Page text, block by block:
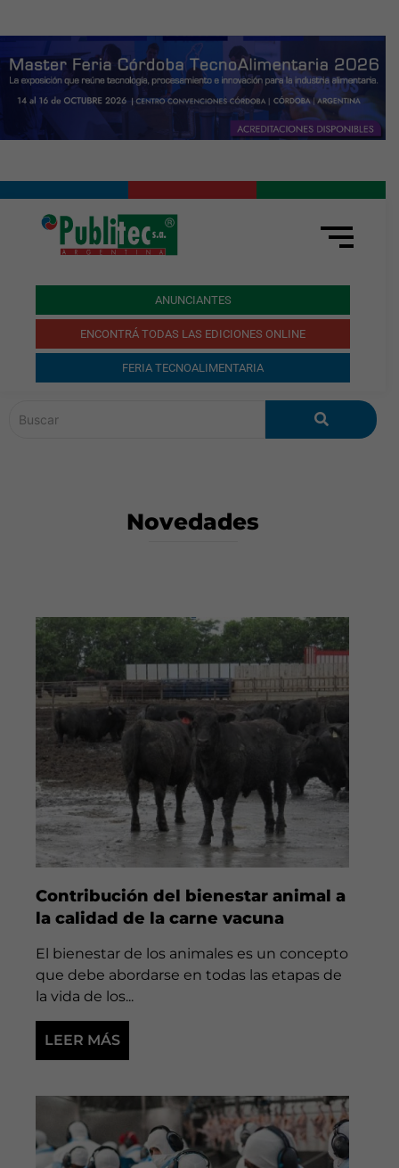
ANUNCIANTES
ENCONTRÁ TODAS LAS EDICIONES ONLINE
FERIA TECNOALIMENTARIA
Novedades
Contribución del bienestar animal a
la calidad de la carne vacuna
El bienestar de los animales es un concepto
que debe abordarse en todas las etapas de
la vida de los...
LEER MÁS